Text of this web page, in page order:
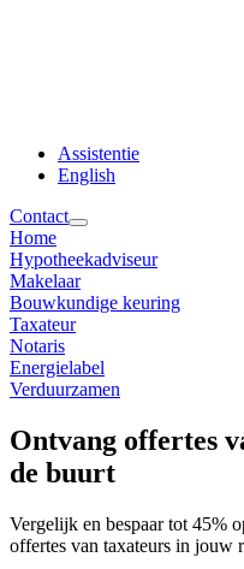
Assistentie
English
Contact
Home
Hypotheekadviseur
Makelaar
Bouwkundige keuring
Taxateur
Notaris
Energielabel
Verduurzamen
Ontvang offertes
de buurt
Vergelijk en bespaar tot 45%
offertes van taxateurs in jouw